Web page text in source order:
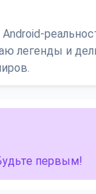
легенды и
первым!